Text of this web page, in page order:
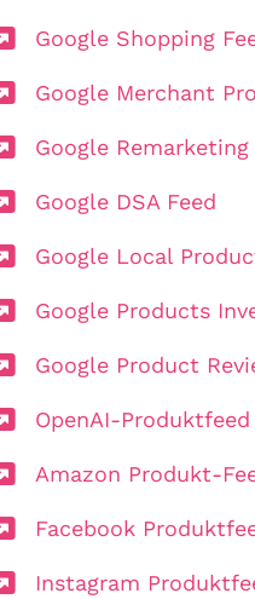
Google Shopping
Google Merchant
Google Remarketing
Google DSA Feed
Google Local
Google Products
Google Product
OpenAI-Produktfeed
Amazon Produkt-
Facebook
Instagram